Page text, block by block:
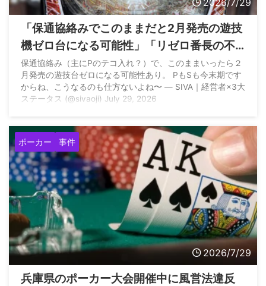
「保通協絡みでこのままだと2月発売の遊技
機ゼロ台になる可能性」「リゼロ番長の不
正基板の犯人が関西でめくれる」など経営
者が匂わす
保通協絡み（主にPのテコ入れ？）で、このままいったら２
月発売の遊技台ゼロになる可能性あり。 PもSも今末期です
からね、こうなるのも仕方ないよね〜 — SIVA｜経営者×3大
ステータス (@sivaoji) July 29, 2026
ポーカー 事件
2026/7/29
兵庫県のポーカー大会開催中に風営法違反